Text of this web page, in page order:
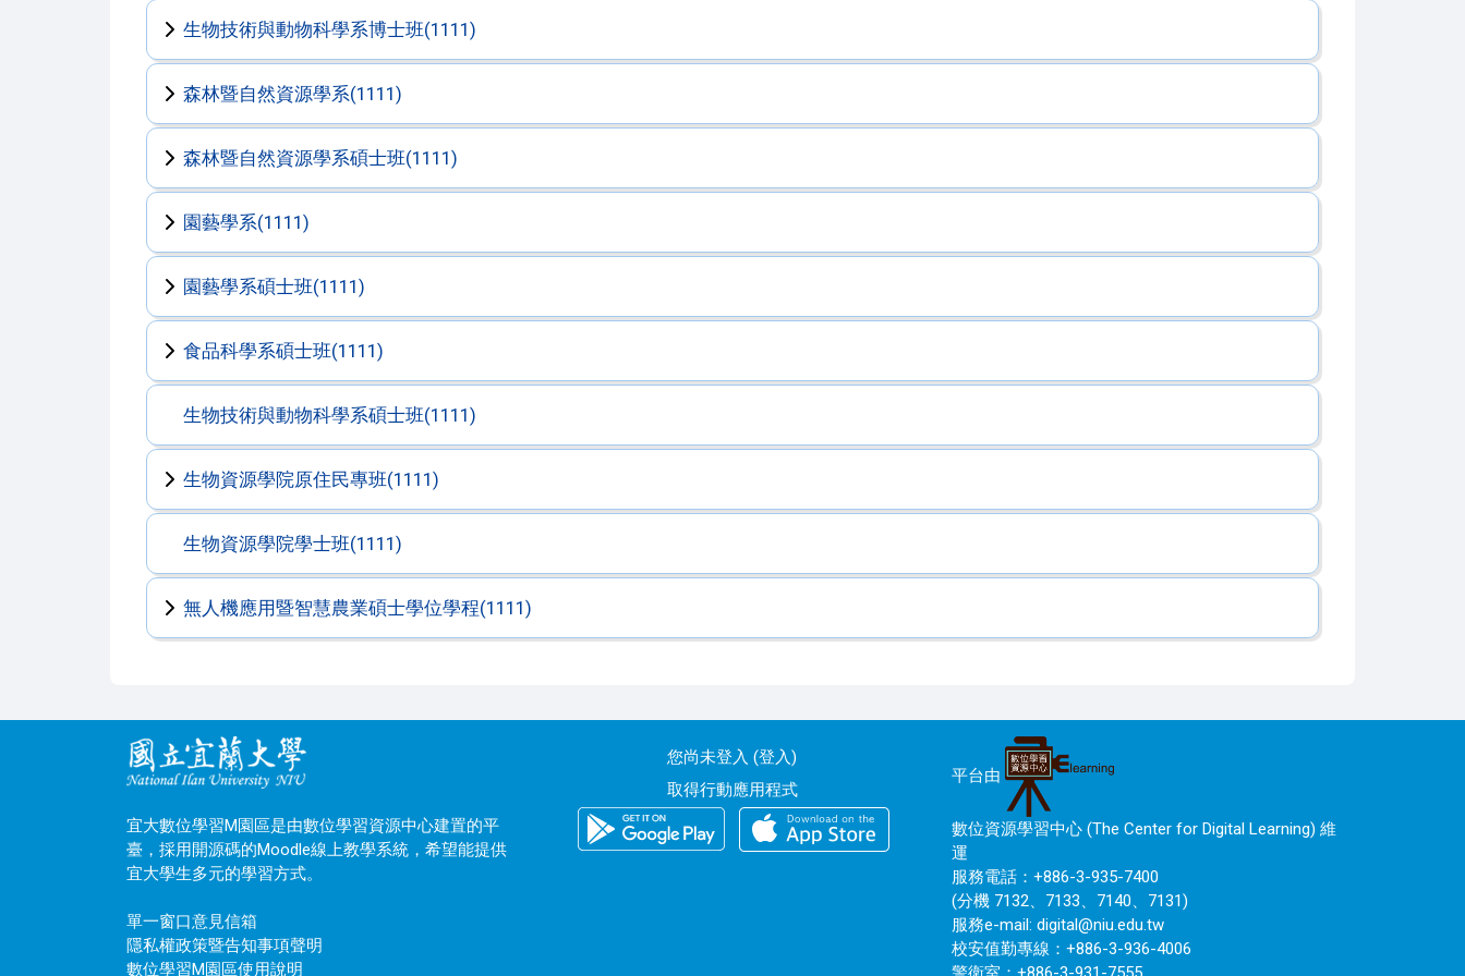
生物技術與動物科學系博士班(1111)
森林暨自然資源學系(1111)
森林暨自然資源學系碩士班(1111)
園藝學系(1111)
園藝學系碩士班(1111)
食品科學系碩士班(1111)
生物技術與動物科學系碩士班(1111)
生物資源學院原住民專班(1111)
生物資源學院學士班(1111)
無人機應用暨智慧農業碩士學位學程(1111)
宜大數位學習M園區是由數位學習資源中心建置的平
臺，採用開源碼的Moodle線上教學系統，希望能提供
宜大學生多元的學習方式。
單一窗口意見信箱
隱私權政策暨告知事項聲明
數位學習M園區使用說明
您尚未登入 (登入)
取得行動應用程式
平台由
數位資源學習中心 (The Center for Digital Learning) 維
運
服務電話：+886-3-935-7400
(分機 7132、7133、7140、7131)
服務e-mail:digital@niu.edu.tw
校安值勤專線：+886-3-936-4006